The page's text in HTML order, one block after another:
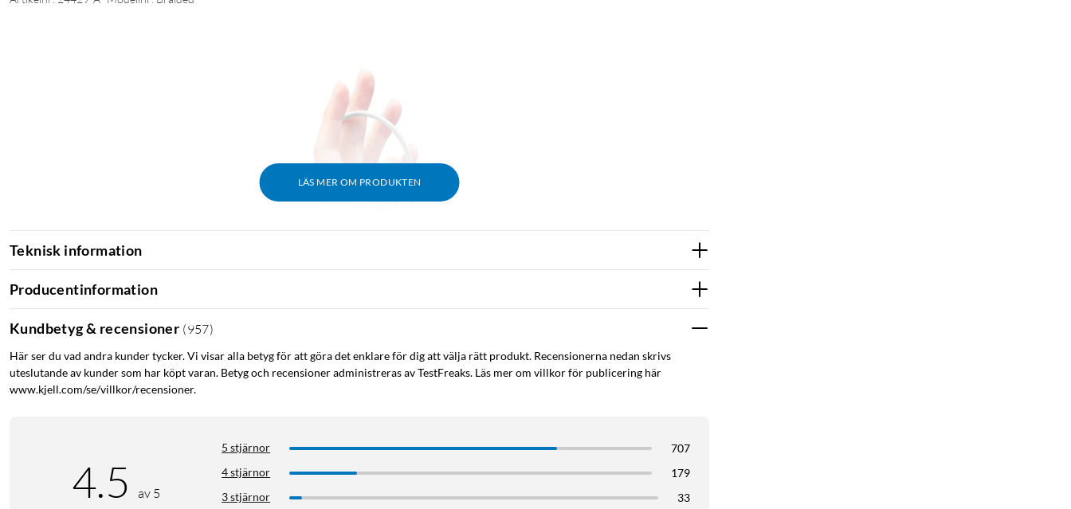
LÄS MER OM PRODUKTEN
Teknisk information
Producentinformation
Kundbetyg & recensioner (957)
Här ser du vad andra kunder tycker. Vi visar alla betyg för att göra det enklare för dig att välja rätt produkt. Recensionerna nedan skrivs
uteslutande av kunder som har köpt varan. Betyg och recensioner administreras av TestFreaks. Läs mer om villkor för publicering här
www.kjell.com/se/villkor/recensioner.
4.5 av 5
5 stjärnor
707
4 stjärnor
179
3 stjärnor
33